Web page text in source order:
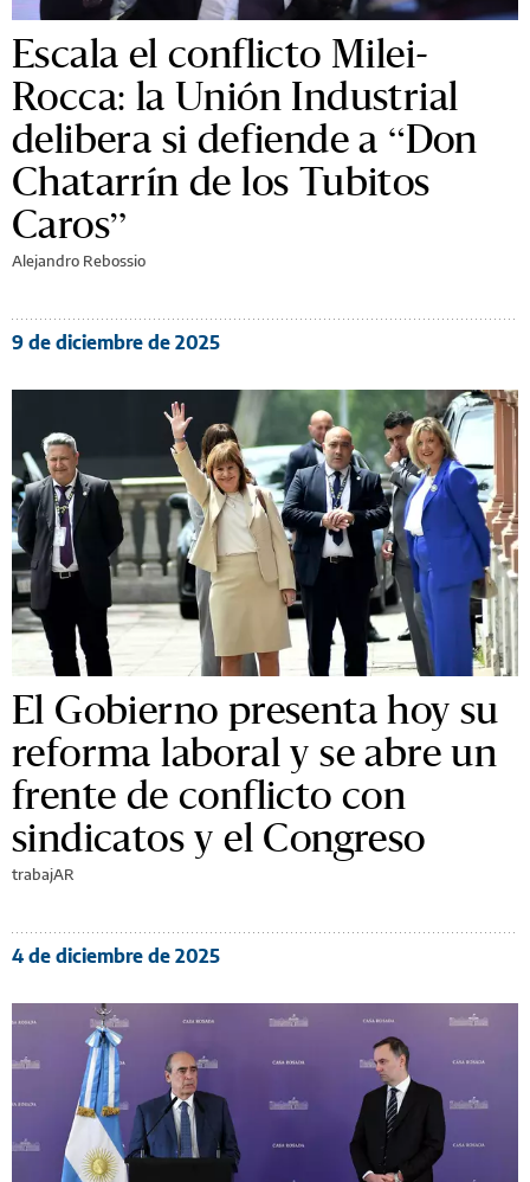
Escala el conflicto Milei-
Rocca: la Unión Industrial
delibera si defiende a “Don
Chatarrín de los Tubitos
Caros”
Alejandro Rebossio
9 de diciembre de 2025
El Gobierno presenta hoy su
reforma laboral y se abre un
frente de conflicto con
sindicatos y el Congreso
trabajAR
4 de diciembre de 2025